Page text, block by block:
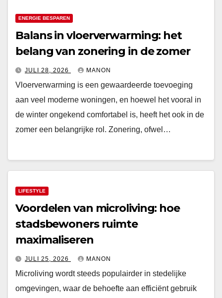
ENERGIE BESPAREN
Balans in vloerverwarming: het
belang van zonering in de zomer
JULI 28, 2026 MANON
Vloerverwarming is een gewaardeerde toevoeging
aan veel moderne woningen, en hoewel het vooral in
de winter ongekend comfortabel is, heeft het ook in de
zomer een belangrijke rol. Zonering, ofwel…
LIFESTYLE
Voordelen van microliving: hoe
stadsbewoners ruimte
maximaliseren
JULI 25, 2026 MANON
Microliving wordt steeds populairder in stedelijke
omgevingen, waar de behoefte aan efficiënt gebruik